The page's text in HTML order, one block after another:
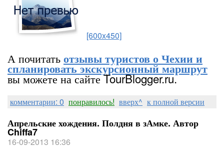
[600x450]
А почитатьотзывы туристов о Чехии и
спланировать экскурсионный маршрут
вы можете на сайте TourBlogger.ru.
комментарии: 0 понравилось! вверх^ к полной версии
Апрельские хождения. Полдня в зАмке. Автор
Chiffa7
16-09-2013 16:36